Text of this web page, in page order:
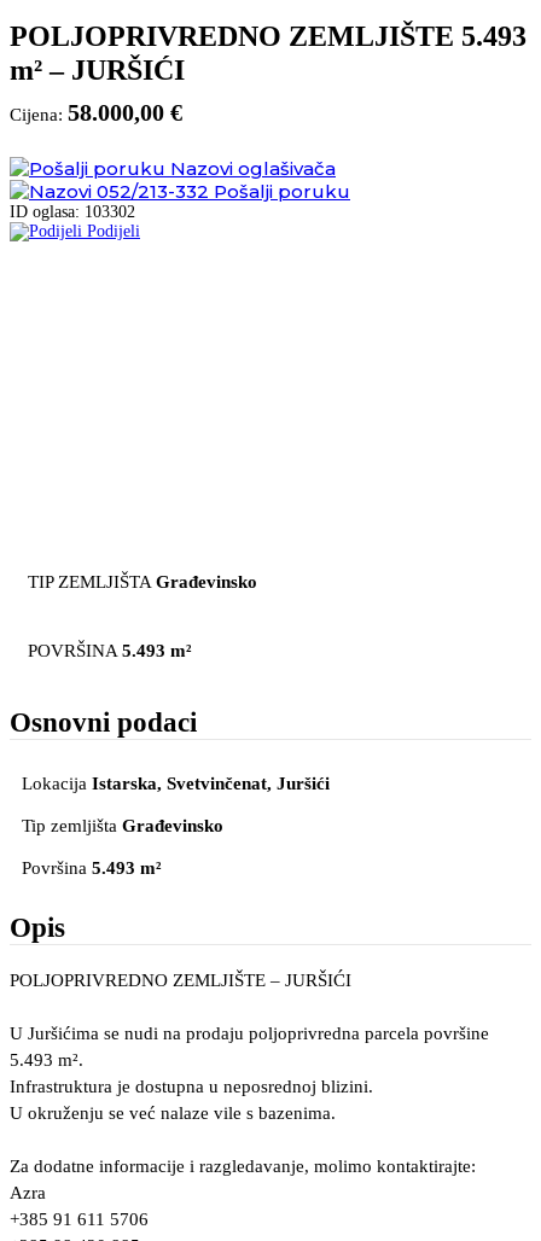
POLJOPRIVREDNO ZEMLJIŠTE 5.493
m² – JURŠIĆI
Cijena: 58.000,00 €
Nazovi oglašivača
052/213-332 Pošalji poruku
ID oglasa: 103302
Podijeli
TIP ZEMLJIŠTA Građevinsko
POVRŠINA 5.493 m²
Osnovni podaci
Lokacija Istarska, Svetvinčenat, Juršići
Tip zemljišta Građevinsko
Površina 5.493 m²
Opis
POLJOPRIVREDNO ZEMLJIŠTE – JURŠIĆI
U Juršićima se nudi na prodaju poljoprivredna parcela površine
5.493 m².
Infrastruktura je dostupna u neposrednoj blizini.
U okruženju se već nalaze vile s bazenima.
Za dodatne informacije i razgledavanje, molimo kontaktirajte:
Azra
+385 91 611 5706